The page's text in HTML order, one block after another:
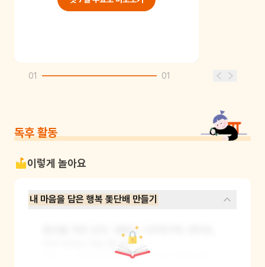
01 01
독후 활동
이렇게 놀아요
내 마음을 담은 행복 돛단배 만들기
준비물: 작은 상자, 색종이, 나무젓가락, 테이프,
내가 아끼는 작은 물건들
방법: 빈 상자를 예쁘게 꾸며 나만의 배를 만들고